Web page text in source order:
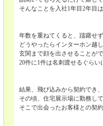
そんなことを入社1年目2年目
年数を重ねてくると、躊躇せ
どうやったらインターホン越
玄関まで顔を出させることが
20件に1件は名刺渡せるぐらい
結果、飛び込みから契約でき
その頃、住宅展示場に勤務して
そこで出会ったお客様との契